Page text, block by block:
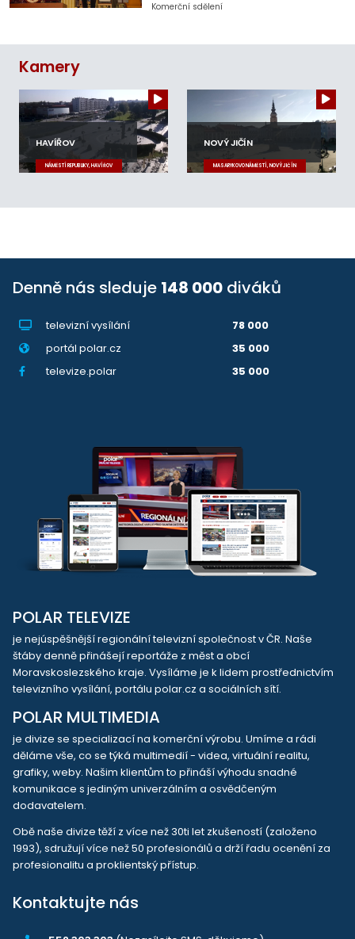
Komerční sdělení
Kamery
HAVÍŘOV
NÁMĚSTÍ REPUBLIKY, HAVÍŘOV
NOVÝ JIČÍN
MASARYKOVO NÁMĚSTÍ, NOVÝ JIČÍN
Denně nás sleduje 148 000 diváků
televizní vysílání
78 000
portál polar.cz
35 000
televize.polar
35 000
POLAR TELEVIZE
je nejúspěšnější regionální televizní společnost v ČR. Naše
štáby denně přinášejí reportáže z měst a obcí
Moravskoslezského kraje. Vysíláme je k lidem prostřednictvím
televizního vysílání, portálu polar.cz a sociálních sítí.
POLAR MULTIMEDIA
je divize se specializací na komerční výrobu. Umíme a rádi
děláme vše, co se týká multimedií - videa, virtuální realitu,
grafiky, weby. Našim klientům to přináší výhodu snadné
komunikace s jediným univerzálním a osvědčeným
dodavatelem.
Obě naše divize těží z více než 30ti let zkušeností (založeno
1993), sdružují více než 50 profesionálů a drží řadu ocenění za
profesionalitu a proklientský přístup.
Kontaktujte nás